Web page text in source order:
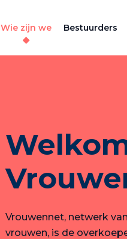
Wie zijn we Bestuurders
Vrouwennet, netwerk
vrouwen, is de